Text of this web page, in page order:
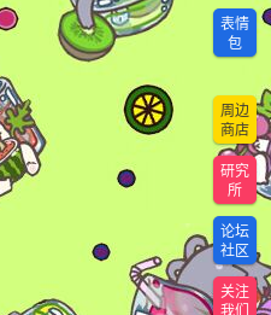
表情
包
周边
商店
研究
所
论坛
社区
关注
我们